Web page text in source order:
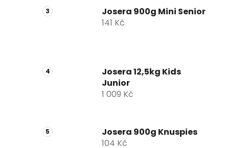
Josera 900g Mini Senior
141 Kč
Josera 12,5kg Kids
Junior
1 009 Kč
Josera 900g Knuspies
104 Kč